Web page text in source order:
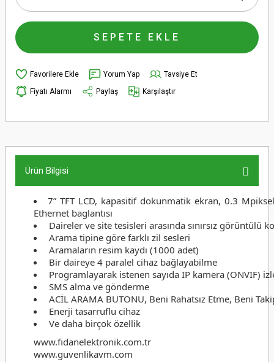
SEPETE EKLE
Yorum Yap
Tavsiye Et
Fiyatı Alarmı
Paylaş Karşılaştır
Ürün Bilgisi
7” TFT LCD, kapasitif dokunmatik ekran, 0.3
Ethernet baglantısı
Daireler ve site tesisleri arasında sınırsız görüntülü
Arama tipine göre farklı zil sesleri
Aramaların resim kaydı (1000 adet)
Bir daireye 4 paralel cihaz bağlayabilme
Programlayarak istenen sayıda IP kamera (ONVIF)
SMS alma ve gönderme
ACİL ARAMA BUTONU, Beni Rahatsız Etme, Beni
Enerji tasarruflu cihaz
Ve daha birçok özellik
www.fidanelektronik.com.tr
www.guvenlikavm.com